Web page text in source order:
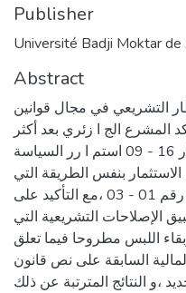
Publisher
Université Badji Moktar de
Abstract
التشريعي في مجال قوانين
المشرع الج ا زئري بعد أكثر
من سنتين من صدور قانون الاستثمار 16 - 09 استم ا رر السياسة
بنفس الطريقة التي
عرفها تنظيم القطاع في ظل الأمر رقم 01 - 03 ،مع التأكيد على
الإصلاحات التشريعية التي
اللبس مطروحا فيما تعلق
السابقة على نص قانون